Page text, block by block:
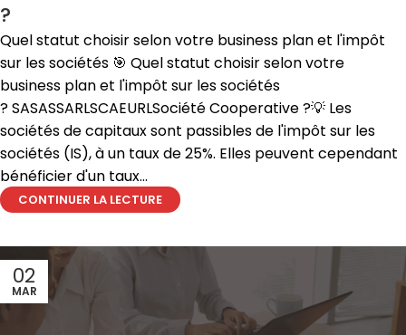
?
Quel statut choisir selon votre business plan et l'impôt
sur les sociétés 🎯 Quel statut choisir selon votre
business plan et l'impôt sur les sociétés
? SASASSARLSCAEURLSociété Cooperative ?💡 Les
sociétés de capitaux sont passibles de l'impôt sur les
sociétés (IS), à un taux de 25%. Elles peuvent cependant
bénéficier d'un taux...
CONTINUER LA LECTURE
02
MAR